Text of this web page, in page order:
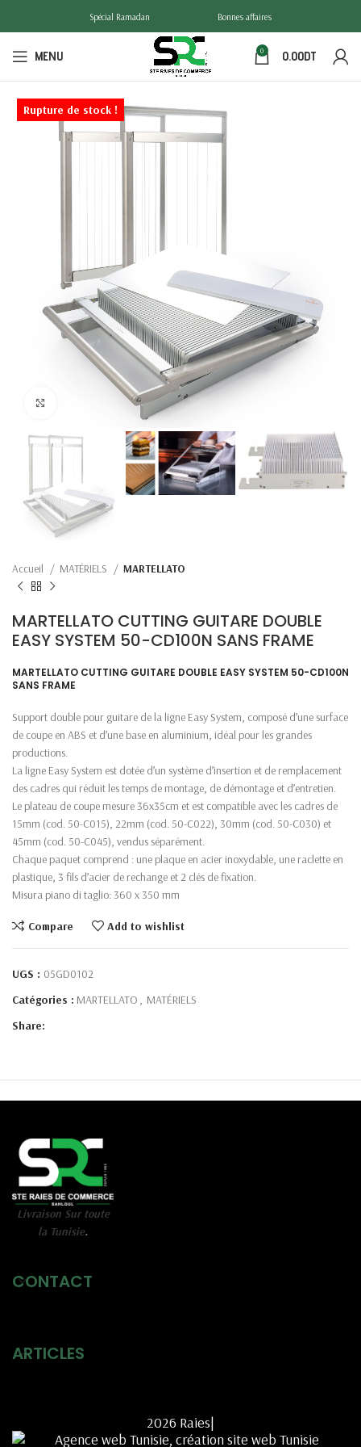
Spécial Ramadan Bonnes affaires
MENU 0 0.00DT
Click to enlarge
Rupture de stock !
Accueil MATÉRIELS MARTELLATO
MARTELLATO CUTTING GUITARE DOUBLE
EASY SYSTEM 50-CD100N SANS FRAME
MARTELLATO CUTTING GUITARE DOUBLE EASY SYSTEM 50-CD100N
SANS FRAME
Support double pour guitare de la ligne Easy System, composé d’une surface
de coupe en ABS et d’une base en aluminium, idéal pour les grandes
productions.
La ligne Easy System est dotée d’un système d’insertion et de remplacement
des cadres qui réduit les temps de montage, de démontage et d’entretien.
Le plateau de coupe mesure 36x35cm et est compatible avec les cadres de
15mm (cod. 50-C015), 22mm (cod. 50-C022), 30mm (cod. 50-C030) et
45mm (cod. 50-C045), vendus séparément.
Chaque paquet comprend : une plaque en acier inoxydable, une raclette en
plastique, 3 fils d’acier de rechange et 2 clés de fixation.
Misura piano di taglio: 360 x 350 mm
Compare Add to wishlist
UGS : 05GD0102
Catégories : MARTELLATO , MATÉRIELS
Share:
Livraison Sur toute
la Tunisie.
CONTACT
ARTICLES
2026 Raies|